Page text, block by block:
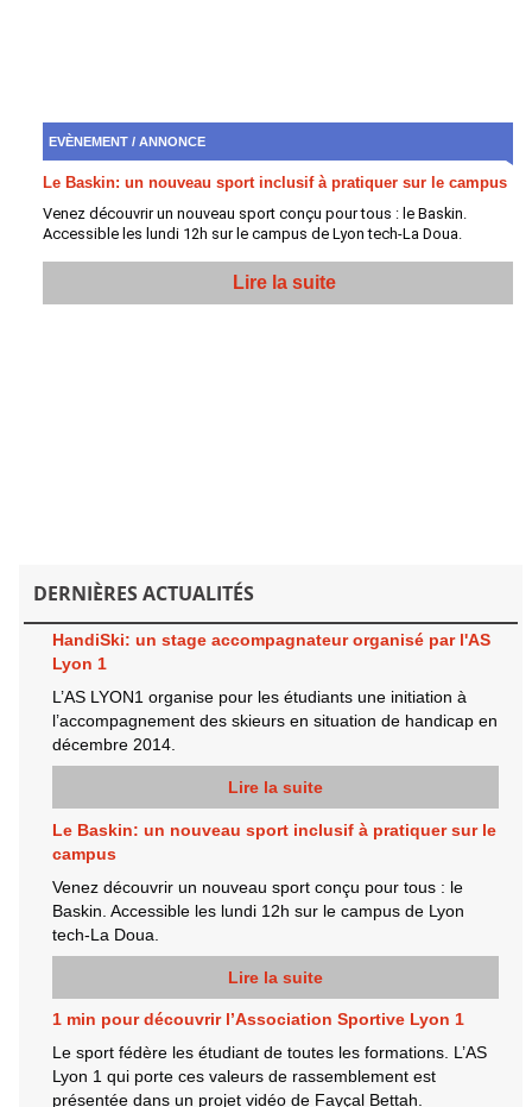
EVÈNEMENT / ANNONCE
Le Baskin: un nouveau sport inclusif à pratiquer sur le campus
Venez découvrir un nouveau sport conçu pour tous : le Baskin.
Accessible les lundi 12h sur le campus de Lyon tech-La Doua.
Lire la suite
DERNIÈRES ACTUALITÉS
HandiSki: un stage accompagnateur organisé par l'AS
Lyon 1
L’AS LYON1 organise pour les étudiants une initiation à
l’accompagnement des skieurs en situation de handicap en
décembre 2014.
Lire la suite
Le Baskin: un nouveau sport inclusif à pratiquer sur le
campus
Venez découvrir un nouveau sport conçu pour tous : le
Baskin. Accessible les lundi 12h sur le campus de Lyon
tech-La Doua.
Lire la suite
1 min pour découvrir l’Association Sportive Lyon 1
Le sport fédère les étudiant de toutes les formations. L’AS
Lyon 1 qui porte ces valeurs de rassemblement est
présentée dans un projet vidéo de Fayçal Bettah.